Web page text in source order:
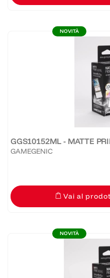
NOVITÀ
GGS10152ML - MATTE
GAMEGENIC
Vai al
NOVITÀ